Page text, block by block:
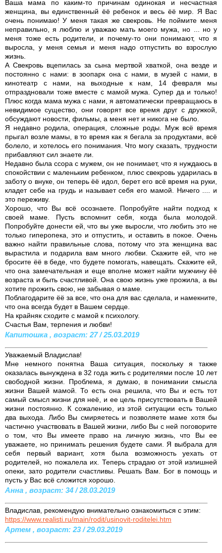
Ваша мама по каким-то причинам одинокая и несчастная
женщина, вы единственный ёё ребенок и весь ёё мир. Я Вас
очень понимаю! У меня такая же свекровь. Не поймите меня
неправильно, я люблю и уважаю мать моего мужа, но ... но у
меня тоже есть родители, и почему-то они понимают, что я
выросла, у меня семья и меня надо отпустить во взрослую
жизнь.
А Свекровь вцепилась за сына мертвой хваткой, она везде и
постоянно с нами: в зоопарк она с нами, в музей с нами, в
кинотеатр с нами, на выходные к нам, 14 февраля мы
отпраздновали тоже вместе с мамой мужа. Супер да и только!
Плюс когда мама мужа с нами, я автоматически превращаюсь в
невидимое существо, они говорят все время друг с дружкой,
обсуждают новости, фильмы, а меня нет и никога не было.
Я недавно родила, операция, сложные роды. Муж всё время
прыгал возле мамы, в то время как я бегала за продуктами, всё
болело, и хотелось его понимания. Что могу сказать, трудности
прибавляют сил знаете ли.
Недавно была ссора с мужем, он не понимает, что я нуждаюсь в
спокойствии с маленьким ребенком, плюс свекровь ударилась в
заботу о внуке, он теперь ёё идол, берет его всё время на руки,
кладет себе на грудь и называет себя его мамой. Ничего .... и
это переживу.
Хорошо, что Вы всё осознаете. Попробуйте найти подход к
своей маме. Пусть вспомнит себя, когда была молодой.
Попробуйте донести ей, что вы уже выросли, что любить это не
только гиперопека, это и отпустить, и оставить в покое. Очень
важно найти правильные слова, потому что эта женщина вас
вырастила и подарила вам много любви. Скажите ей, что не
бросите ёё в беде, что будете помогать, навещать. Скажите ей,
что она замечательная и еще вполне может найти мужчину ёё
возраста и быть счастливой. Она свою жизнь уже прожила, а вы
хотите прожить свою, не забывая о маме.
Поблагодарите ёё за все, что она для вас сделала, и намекните,
что она всегда будет в Вашем сердце.
На крайняк сходите с мамой к психологу.
Счастья Вам, терпения и любви!
Капитошка , возраст: 27 / 25.03.2019
Уважаемый Владислав!
Мне немного понятна Ваша ситуация, поскольку я также
оказалась вынуждена в 32 года жить с родителями после 10 лет
свободной жизни. Проблема, я думаю, в понимании смысла
жизни Вашей мамой. То есть она решила, что Вы и есть тот
самый смысл жизни для неё, и ее цель присутствовать в Вашей
жизни постоянно. К сожалению, из этой ситуации есть только
два выхода. Либо Вы смиряетесь и позволяете маме хотя бы
частично участвовать в Вашей жизни, либо Вы с ней поговорите
о том, что Вы имеете право на личную жизнь, что Вы ее
уважаете, но принимать решения будете сами. Я выбрала для
себя первый вариант, хотя была возможность уехать от
родителей, но пожалела их. Теперь страдаю от этой излишней
опеки, зато родители счастливы. Решать Вам. Бог в помощь и
пусть у Вас всё сложится хорошо.
Анна , возраст: 34 / 28.03.2019
Владислав, рекомендую внимательно ознакомиться с этим:
https://www.realisti.ru/main/rodit/usinovit-roditelei.htm
Артем , возраст: 23 / 29.03.2019